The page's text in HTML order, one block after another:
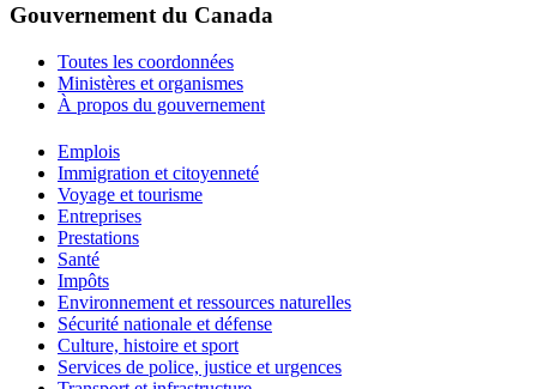
Gouvernement du Canada
Toutes les coordonnées
Ministères et organismes
À propos du gouvernement
Thèmes
sujets
Emplois
Immigration et citoyenneté
Voyage et tourisme
Entreprises
Prestations
Santé
Impôts
Environnement et ressources naturelles
Sécurité nationale et défense
Culture, histoire et sport
Services de police, justice et urgences